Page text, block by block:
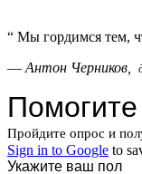
“ Мы гордимся тем,
— Антон Черников,